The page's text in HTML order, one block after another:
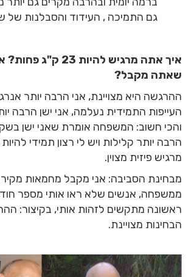
גם התמיכה , העידוד והסבלנות של
איך אתה מרגיש להיות
שאתה מקבל?
ההרגשה היא מצויינת, אני הרבה יותר
העייפות התמידית נעלמה, אני ישן הרבה
והכי חשוב: המשפחה אומרת שאני ישן
הרבה יותר קלילות ויש לי רצון תמידי
מרגיש פיזית מצוין.
מבחינת הסביבה: אני מקבל מחמאות
ממשפחה, אנשים שלא ראו אותי מספר
ראשונה מתקשים לזהות אותי, בקיצור:
הבחינות מצויינת.